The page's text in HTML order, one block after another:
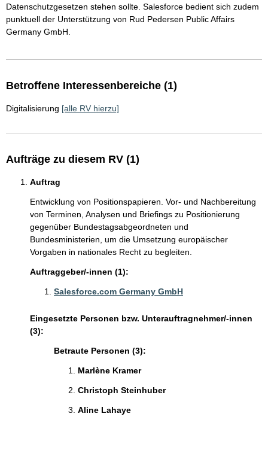
Datenschutzgesetzen stehen sollte. Salesforce bedient sich zudem
punktuell der Unterstützung von Rud Pedersen Public Affairs
Germany GmbH.
Betroffene Interessenbereiche (1)
Digitalisierung [alle RV hierzu]
Aufträge zu diesem RV (1)
Auftrag
Entwicklung von Positionspapieren. Vor- und Nachbereitung
von Terminen, Analysen und Briefings zu Positionierung
gegenüber Bundestagsabgeordneten und
Bundesministerien, um die Umsetzung europäischer
Vorgaben in nationales Recht zu begleiten.
Auftraggeber/-innen (1):
Salesforce.com Germany GmbH
Eingesetzte Personen bzw. Unterauftragnehmer/-innen
(3):
Betraute Personen (3):
Marlène Kramer
Christoph Steinhuber
Aline Lahaye